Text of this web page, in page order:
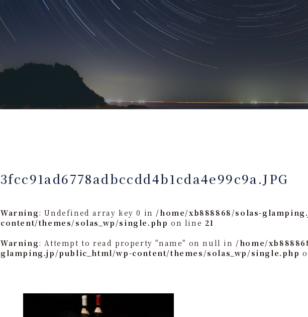
3fcc91ad6778adbccdd4b1cda4e99c9a.JPG
Warning: Undefined array key 0 in /home/xb888868/solas-
content/themes/solas_wp/single.php on line 21
Warning: Attempt to read property "name" on null in /home/
glamping.jp/public_html/wp-content/themes/solas_wp/single.php